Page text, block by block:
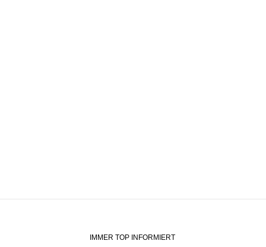
IMMER TOP INFORMIERT